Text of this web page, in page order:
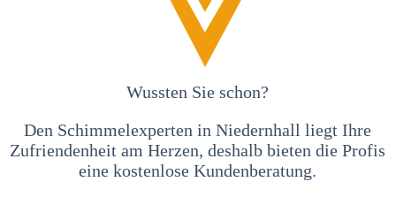
Wussten Sie schon?
Den Schimmelexperten in Niedernhall liegt Ihre
Zufriendenheit am Herzen, deshalb bieten die Profis
eine kostenlose Kundenberatung.